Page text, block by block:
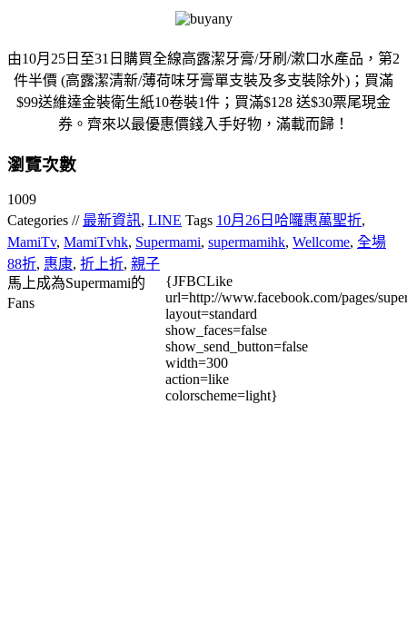
由10月25日至31日購買全線高露潔牙膏/牙刷/漱口水產品，第2
件半價 (高露潔清新/薄荷味牙膏單支裝及多支裝除外)；買滿
$99送維達金裝衛生紙10卷裝1件；買滿$128 送$30票尾現金
券。齊來以最優惠價錢入手好物，滿載而歸！
瀏覽次數
1009
Categories // 最新資訊, LINE Tags 10月26日哈囉惠萬聖折,
MamiTv, MamiTvhk, Supermami, supermamihk, Wellcome, 全場
88折, 惠康, 折上折, 親子
馬上成為Supermami的
Fans
{JFBCLike
url=http://www.facebook.com/pages/
layout=standard
show_faces=false
show_send_button=false
width=300
action=like
colorscheme=light}